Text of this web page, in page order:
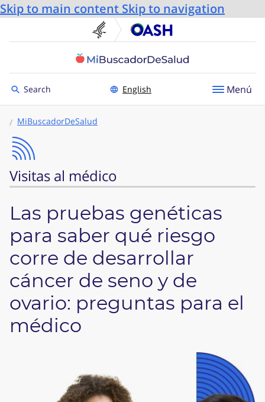
Skip to main content Skip to navigation
U.S. Department of
Toggle to
Search English Menú
MiBuscadorDeSalud
Visitas al médico
Las pruebas genéticas
para saber qué riesgo
corre de desarrollar
cáncer de seno y de
ovario: preguntas para el
médico